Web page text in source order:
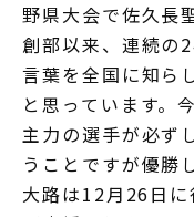
野県大会で佐久長
創部以来、連続の
言葉を全国に知ら
と思っています。
主力の選手が必ず
うことですが優勝
大路は12月26日